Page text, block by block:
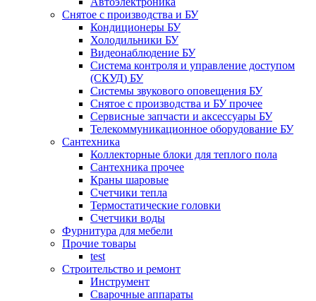
Снятое с производства и БУ
Кондиционеры БУ
Холодильники БУ
Видеонаблюдение БУ
Система контроля и управление доступом
(СКУД) БУ
Системы звукового оповещения БУ
Снятое с производства и БУ прочее
Сервисные запчасти и аксессуары БУ
Телекоммуникационное оборудование БУ
Сантехника
Коллекторные блоки для теплого пола
Сантехника прочее
Краны шаровые
Счетчики тепла
Термоcтатические головки
Счетчики воды
Фурнитура для мебели
Прочие товары
test
Строительство и ремонт
Инструмент
Сварочные аппараты